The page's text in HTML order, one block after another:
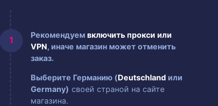
Рекомендуем включить прокси или
VPN, иначе магазин может отменить
заказ.
Выберите Германию (Deutschland или
Germany) своей страной на сайте
магазина.